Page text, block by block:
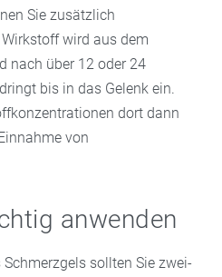
Sie zusätzlich
wird aus dem
nach über 12 oder 24
bis in das Gelenk ein.
dort dann
von
anwenden
sollten Sie zwei-